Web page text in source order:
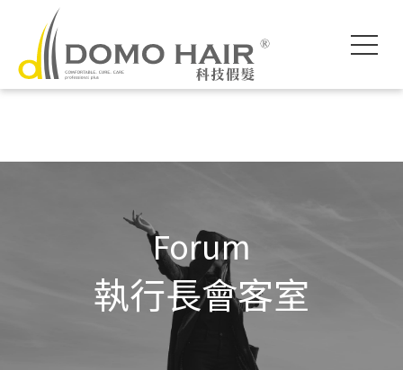
Forum
執行長會客室